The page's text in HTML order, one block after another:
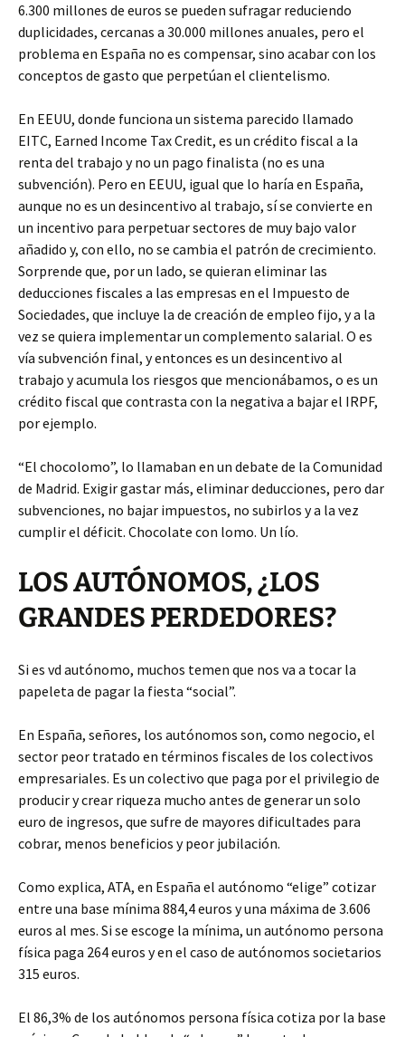
6.300 millones de euros se pueden sufragar reduciendo
duplicidades, cercanas a 30.000 millones anuales, pero el
problema en España no es compensar, sino acabar con los
conceptos de gasto que perpetúan el clientelismo.
En EEUU, donde funciona un sistema parecido llamado
EITC, Earned Income Tax Credit, es un crédito fiscal a la
renta del trabajo y no un pago finalista (no es una
subvención). Pero en EEUU, igual que lo haría en España,
aunque no es un desincentivo al trabajo, sí se convierte en
un incentivo para perpetuar sectores de muy bajo valor
añadido y, con ello, no se cambia el patrón de crecimiento.
Sorprende que, por un lado, se quieran eliminar las
deducciones fiscales a las empresas en el Impuesto de
Sociedades, que incluye la de creación de empleo fijo, y a la
vez se quiera implementar un complemento salarial. O es
vía subvención final, y entonces es un desincentivo al
trabajo y acumula los riesgos que mencionábamos, o es un
crédito fiscal que contrasta con la negativa a bajar el IRPF,
por ejemplo.
“El chocolomo”, lo llamaban en un debate de la Comunidad
de Madrid. Exigir gastar más, eliminar deducciones, pero dar
subvenciones, no bajar impuestos, no subirlos y a la vez
cumplir el déficit. Chocolate con lomo. Un lío.
LOS AUTÓNOMOS, ¿LOS
GRANDES PERDEDORES?
Si es vd autónomo, muchos temen que nos va a tocar la
papeleta de pagar la fiesta “social”.
En España, señores, los autónomos son, como negocio, el
sector peor tratado en términos fiscales de los colectivos
empresariales. Es un colectivo que paga por el privilegio de
producir y crear riqueza mucho antes de generar un solo
euro de ingresos, que sufre de mayores dificultades para
cobrar, menos beneficios y peor jubilación.
Como explica, ATA, en España el autónomo “elige” cotizar
entre una base mínima 884,4 euros y una máxima de 3.606
euros al mes. Si se escoge la mínima, un autónomo persona
física paga 264 euros y en el caso de autónomos societarios
315 euros.
El 86,3% de los autónomos persona física cotiza por la base